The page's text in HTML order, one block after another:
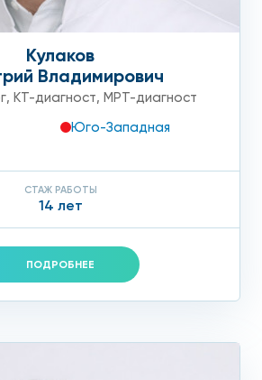
Кулаков
Владимирович
, КТ-диагност, МРТ-диагност
Юго-Западная
СТАЖ РАБОТЫ
14 лет
ПОДРОБНЕЕ